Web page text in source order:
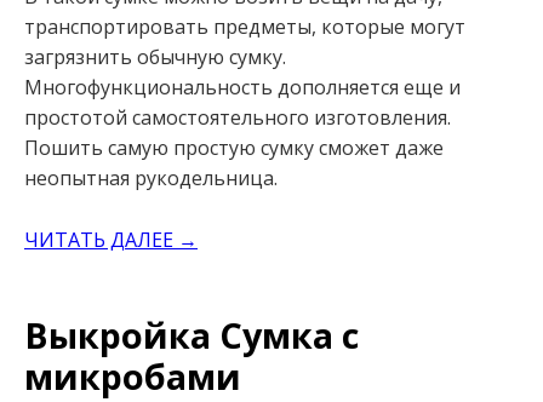
транспортировать предметы, которые могут
загрязнить обычную сумку.
Многофункциональность дополняется еще и
простотой самостоятельного изготовления.
Пошить самую простую сумку сможет даже
неопытная рукодельница.
ЧИТАТЬ ДАЛЕЕ →
Выкройка Сумка с
микробами